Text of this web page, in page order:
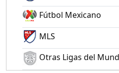
Fútbol Mexicano
MLS
Otras Ligas del